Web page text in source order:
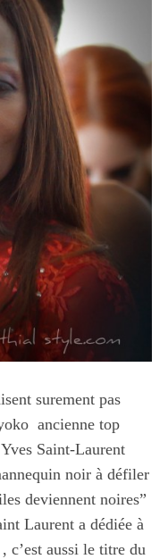
surement pas
ancienne top
Saint-Laurent
noir à défiler
deviennent noires”
Laurent a dédiée à
c’est aussi le titre du